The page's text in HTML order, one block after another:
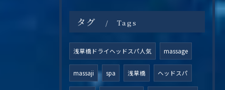
タグ Tags
浅草橋ドライヘッドスパ人気 massage
massaji spa 浅草橋 ヘッドスパ